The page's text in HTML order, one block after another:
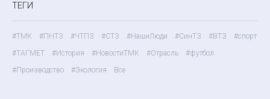
ТЕГИ
#ТМК #ПНТЗ #ЧТПЗ #СТЗ #НашиЛюди #СинТЗ #ВТЗ
#спорт
#ТАГМЕТ
#История #НовостиТМК #Отрасль
#футбол
#Производство
#Экология Все